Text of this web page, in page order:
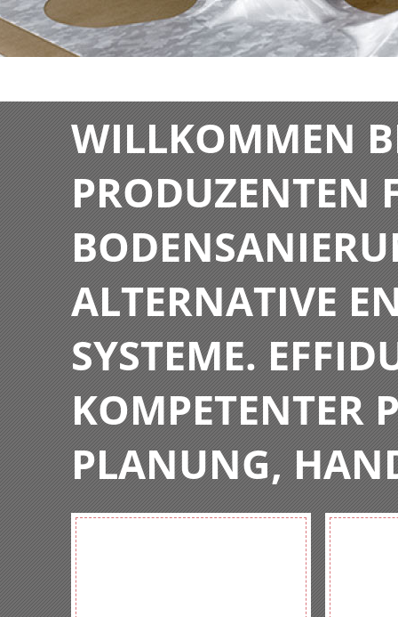
WILLKOMMEN
PRODUZENTEN
ALTERNATIVE
SYSTEME.
KOMPETENTER
PLANUNG,